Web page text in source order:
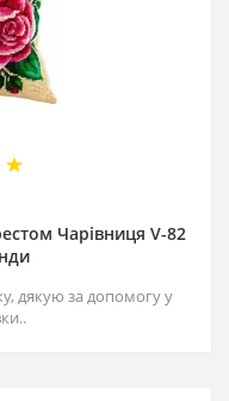
Чарівниця V-82
дякую за допомогу у